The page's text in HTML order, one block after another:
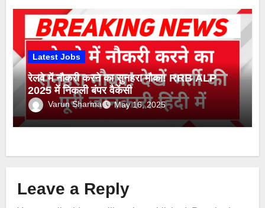
Latest Jobs
रेलवे में नौकरी करने का सुनहरा मौका! RRB ALP
2025 में निकली बंपर वैकेंसी
Varun Sharma May 16, 2025
Leave a Reply